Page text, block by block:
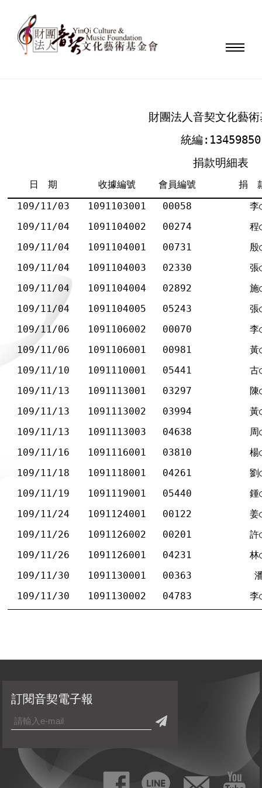
財團法人音契文化藝
統編:13459850
捐款明細表
日 期 收據編號 會員編號
捐
109/11/03
1091103001 00058
李
109/11/04
1091104002 00274
程
109/11/04
1091104001 00731
殷
109/11/04
1091104003 02330
張
109/11/04
1091104004 02892
施
109/11/04
1091104005 05243
張
109/11/06
1091106002 00070
李
109/11/06
1091106001 00981
黃
109/11/10
1091110001 05441
古
109/11/13
1091113001 03297
陳
109/11/13
1091113002 03994
黃
109/11/13
1091113003 04638
周
109/11/16
1091116001 03810
楊
109/11/18
1091118001 04261
劉
109/11/19
1091119001 05440
鍾
109/11/24
1091124001 00122
姜
109/11/26
1091126002 00201
許
109/11/26
1091126001 04231
林
109/11/30
1091130001 00363
109/11/30
1091130002 04783 李
訂閱音契電子報